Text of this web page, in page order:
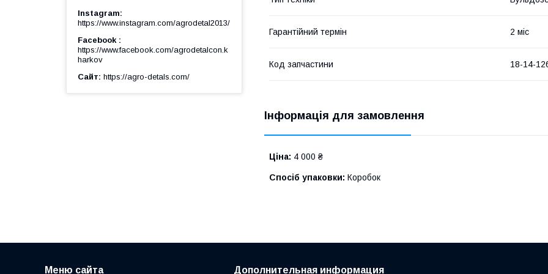
Гарантійний термін 2 міс
Код запчастини 18-14-
Інформація для замовлення
Ціна: 4 000 ₴
Спосіб упаковки: Коробок
Instagram
https://www.instagram.com/agrodetal2013/
Facebook
https://www.facebook.com/agrodetalcon.k
harkov
Сайт https://agro-detals.com/
Меню сайта Дополнительная информация